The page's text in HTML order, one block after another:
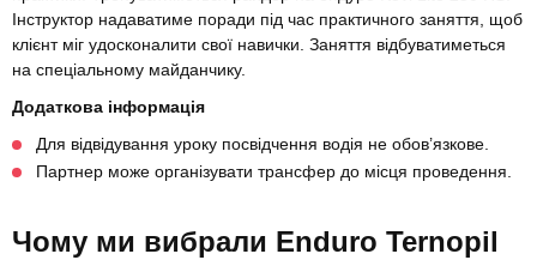
Інструктор надаватиме поради під час практичного заняття, щоб
клієнт міг удосконалити свої навички. Заняття відбуватиметься
на спеціальному майданчику.
Додаткова інформація
Для відвідування уроку посвідчення водія не обов’язкове.
Партнер може організувати трансфер до місця проведення.
Чому ми вибрали Enduro Ternopil